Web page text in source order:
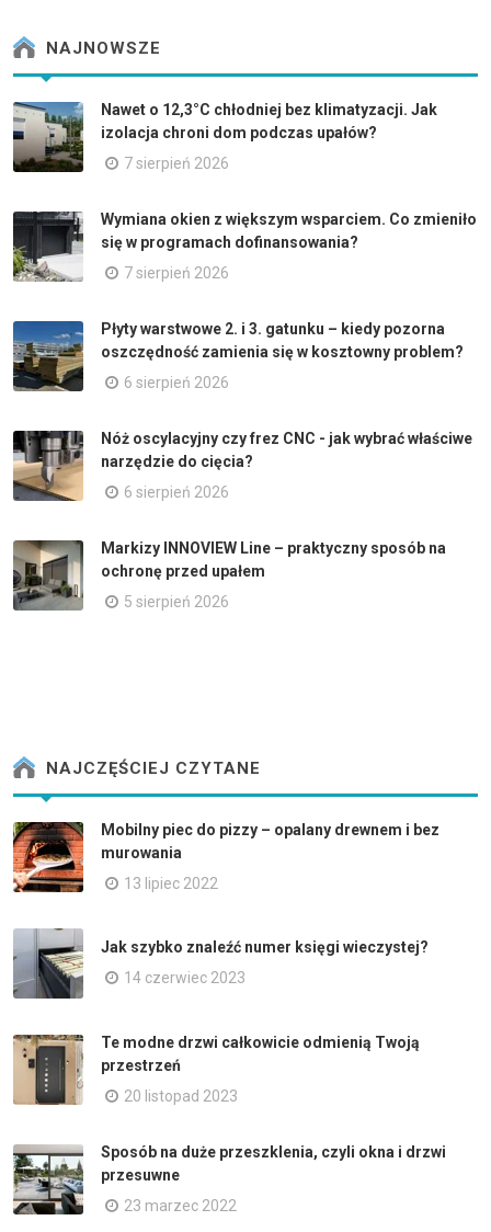
NAJNOWSZE
Nawet o 12,3°C chłodniej bez klimatyzacji. Jak
izolacja chroni dom podczas upałów?
7 sierpień 2026
Wymiana okien z większym wsparciem. Co zmieniło
się w programach dofinansowania?
7 sierpień 2026
Płyty warstwowe 2. i 3. gatunku – kiedy pozorna
oszczędność zamienia się w kosztowny problem?
6 sierpień 2026
Nóż oscylacyjny czy frez CNC - jak wybrać właściwe
narzędzie do cięcia?
6 sierpień 2026
Markizy INNOVIEW Line – praktyczny sposób na
ochronę przed upałem
5 sierpień 2026
NAJCZĘŚCIEJ CZYTANE
Mobilny piec do pizzy – opalany drewnem i bez
murowania
13 lipiec 2022
Jak szybko znaleźć numer księgi wieczystej?
14 czerwiec 2023
Te modne drzwi całkowicie odmienią Twoją
przestrzeń
20 listopad 2023
Sposób na duże przeszklenia, czyli okna i drzwi
przesuwne
23 marzec 2022